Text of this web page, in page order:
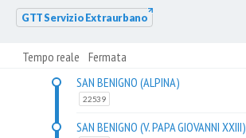
GTT Servizio Extraurbano
Tempo reale Fermata
SAN BENIGNO (ALPINA)
22539
SAN BENIGNO (V. PAPA GIOVANNI XXIII)